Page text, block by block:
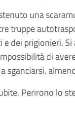
una
truppe
dei prigionieri.
di
sganciarsi,
Perirono lo